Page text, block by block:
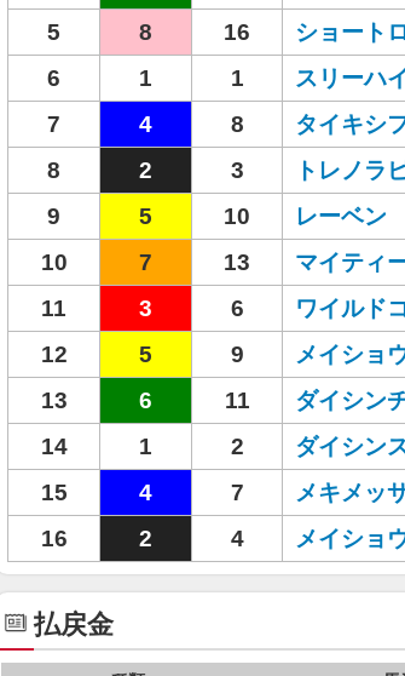
5
8 16 ショート
6
1 1 スリーハ
7
4 8 タイキシ
8
2 3 トレノラ
9
5 10 レーベン
10
7 13 マイティ
11
3 6 ワイルド
12
5 9 メイショ
13
6 11 ダイシン
14
1 2 ダイシン
15
4 7 メキメッ
16
2 4 メイショ
払戻金